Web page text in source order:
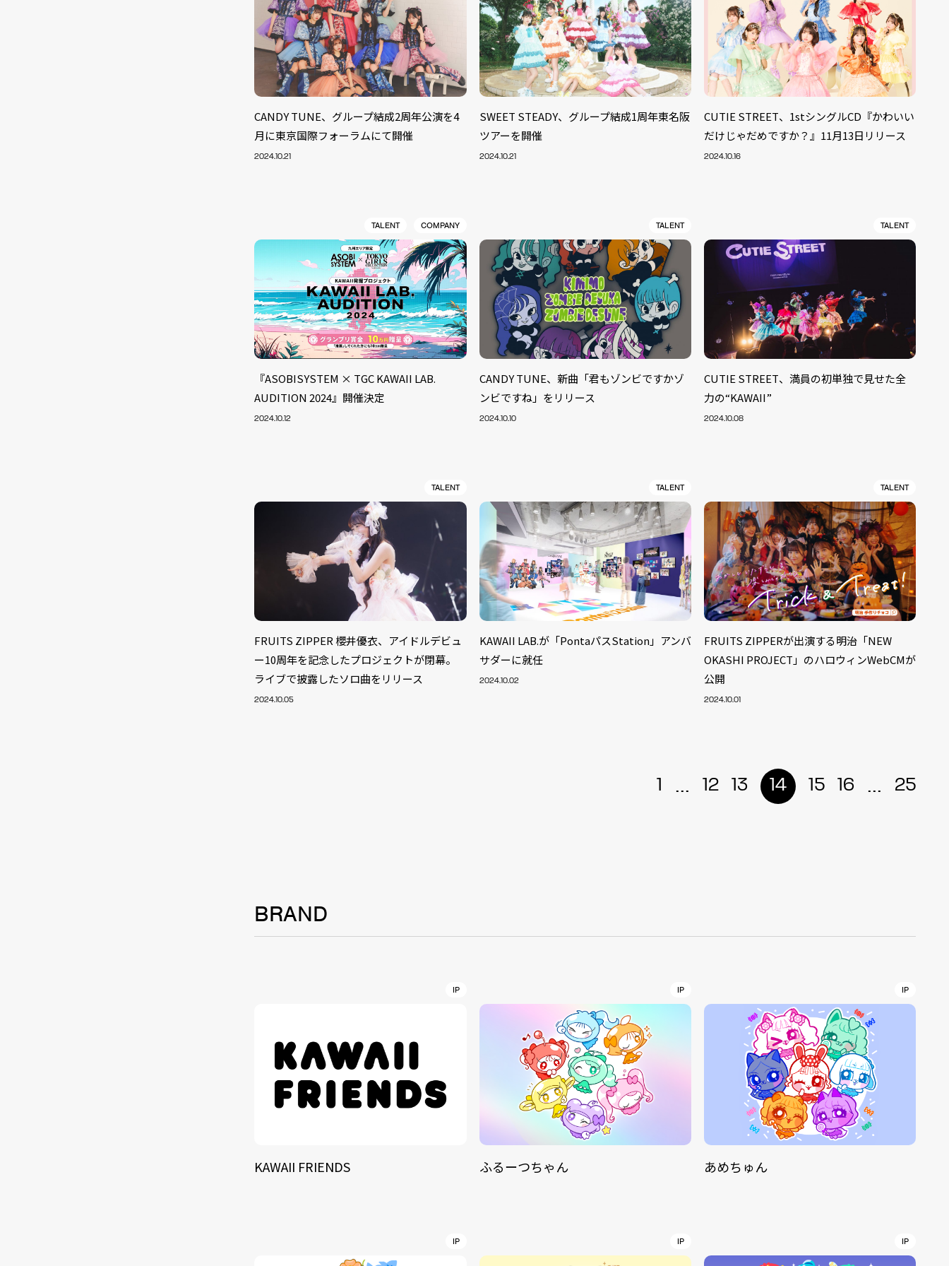
CANDY TUNE、グループ結成2周年公演を4
月に東京国際フォーラムにて開催
2024.10.21
SWEET STEADY、グループ結成1周年東名阪
ツアーを開催
2024.10.21
CUTIE STREET、1stシングルCD『かわいい
だけじゃだめですか？』11月13日リリース
2024.10.16
TALENT COMPANY
『ASOBISYSTEM × TGC KAWAII LAB.
AUDITION 2024』開催決定
2024.10.12
TALENT
CANDY TUNE、新曲「君もゾンビですかゾ
ンビですね」をリリース
2024.10.10
TALENT
CUTIE STREET、満員の初単独で見せた全
力の“KAWAII”
2024.10.08
TALENT
FRUITS ZIPPER 櫻井優衣、アイドルデビュ
ー10周年を記念したプロジェクトが閉幕。
ライブで披露したソロ曲をリリース
2024.10.05
TALENT
KAWAII LAB.が「PontaパスStation」アンバ
サダーに就任
2024.10.02
TALENT
FRUITS ZIPPERが出演する明治「NEW
OKASHI PROJECT」のハロウィンWebCMが
公開
2024.10.01
1 ... 12 13 14 15 16 ... 25
BRAND
IP
KAWAII FRIENDS
IP
ふるーつちゃん
IP
あめちゅん
IP IP IP
NEWS
SOLUTION
BRAND
CONTACT